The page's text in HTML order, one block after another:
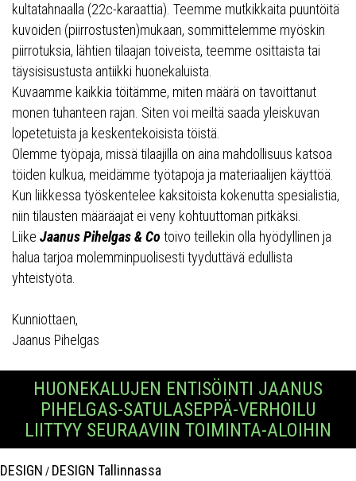
kultatahnaalla (22c-karaattia). Teemme mutkikkaita puuntöitä
kuvoiden (piirrostusten)mukaan, sommittelemme myöskin
piirrotuksia, lähtien tilaajan toiveista, teemme osittaista tai
täysisisustusta antiikki huonekaluista.
Kuvaamme kaikkia töitämme, miten määrä on tavoittanut
monen tuhanteen rajan. Siten voi meiltä saada yleiskuvan
lopetetuista ja keskentekoisista töistä.
Olemme työpaja, missä tilaajilla on aina mahdollisuus katsoa
töiden kulkua, meidämme työtapoja ja materiaalijen käyttöä.
Kun liikkessa työskentelee kaksitoista kokenutta spesialistia,
niin tilausten määräajat ei veny kohtuuttoman pitkäksi.
Liike Jaanus Pihelgas & Co toivo teillekin olla hyödyllinen ja
halua tarjoa molemminpuolisesti tyyduttävä edullista
yhteistyöta.
Kunniottaen,
Jaanus Pihelgas
HUONEKALUJEN ENTISÖINTI JAANUS
PIHELGAS-SATULASEPPÄ-VERHOILU
LIITTYY SEURAAVIIN TOIMINTA-ALOIHIN
DESIGN / DESIGN Tallinnassa